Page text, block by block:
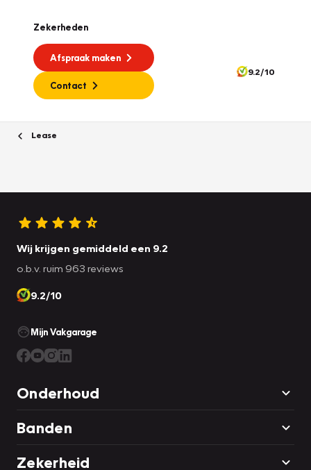
Zekerheden
Afspraak maken
Contact
9.2/10
Lease
Wij krijgen gemiddeld een 9.2
o.b.v. ruim 963 reviews
9.2/10
Mijn Vakgarage
Onderhoud
Banden
Zekerheid